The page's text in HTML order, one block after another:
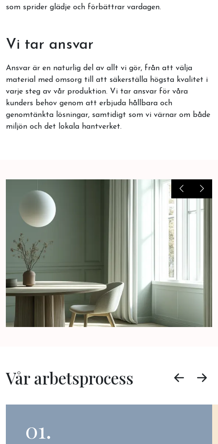
som sprider glädje och förbättrar vardagen.
Vi tar ansvar
Ansvar är en naturlig del av allt vi gör, från att välja
material med omsorg till att säkerställa högsta kvalitet i
varje steg av vår produktion. Vi tar ansvar för våra
kunders behov genom att erbjuda hållbara och
genomtänkta lösningar, samtidigt som vi värnar om både
miljön och det lokala hantverket.
Vår arbetsprocess
01.